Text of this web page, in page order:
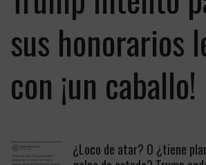
sus honorarios
con ¡un caballo!
¿Loco de atar? O ¿tiene